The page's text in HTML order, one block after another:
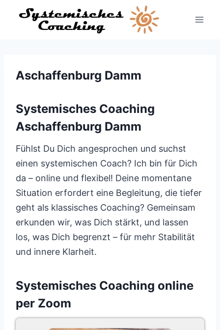
Inhalt
Aschaffenburg Damm
Systemisches Coaching
Aschaffenburg Damm
Fühlst Du Dich angesprochen und suchst
einen systemischen Coach? Ich bin für Dich
da – online und flexibel! Deine momentane
Situation erfordert eine Begleitung, die tiefer
geht als klassisches Coaching? Gemeinsam
erkunden wir, was Dich stärkt, und lassen
los, was Dich begrenzt – für mehr Stabilität
und innere Klarheit.
Systemisches Coaching online
per Zoom